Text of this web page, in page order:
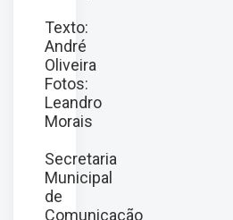
Texto:
André
Oliveira
Fotos:
Leandro
Morais
Secretaria
Municipal
de
Comunicação